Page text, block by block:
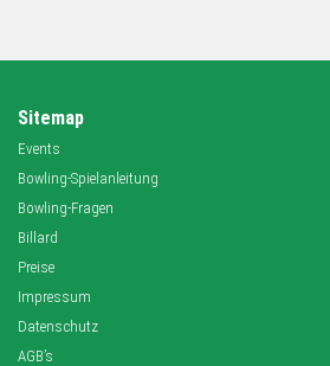
Sitemap
Events
Bowling-Spielanleitung
Bowling-Fragen
Billard
Preise
Impressum
Datenschutz
AGB’s